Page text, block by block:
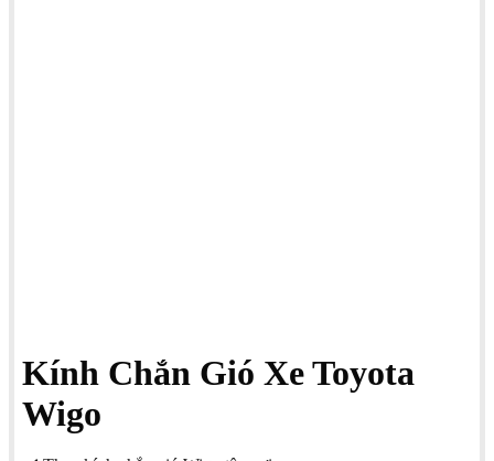
Kính Chắn Gió Xe Toyota
Wigo